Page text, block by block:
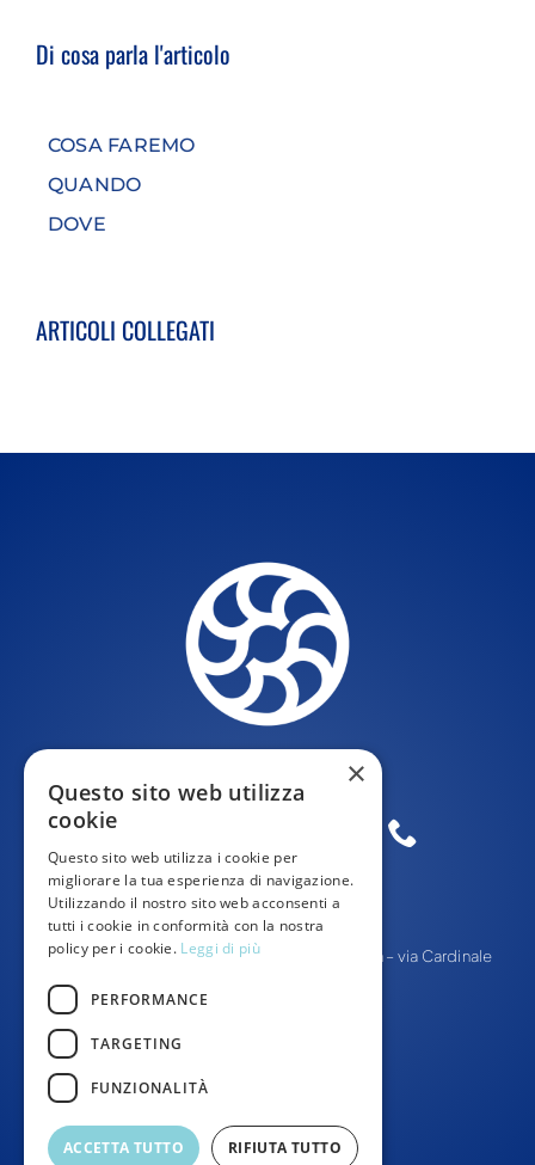
Di cosa parla l'articolo
COSA FAREMO
QUANDO
DOVE
ARTICOLI COLLEGATI
© Tutti i diritti Riservati – Cooperativa Odissea– via Cardinale
×
Questo sito web utilizza
cookie
Questo sito web utilizza i cookie per
migliorare la tua esperienza di navigazione.
Utilizzando il nostro sito web acconsenti a
tutti i cookie in conformità con la nostra
policy per i cookie. Leggi di più
PERFORMANCE
TARGETING
FUNZIONALITÀ
ACCETTA TUTTO RIFIUTA TUTTO